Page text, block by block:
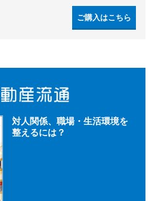
ご購入はこちら
対人関係、職場・生活環境を
整えるには？